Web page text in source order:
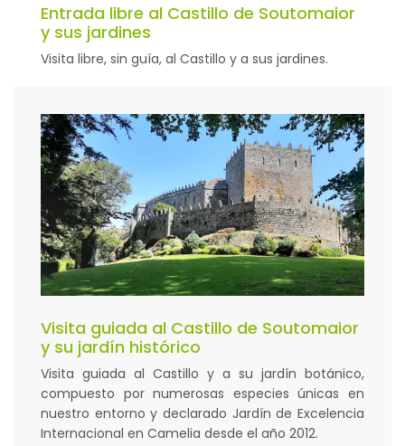
Entrada libre al Castillo de Soutomaior
y sus jardines
Visita libre, sin guía, al Castillo y a sus jardines.
Visita guiada al Castillo de Soutomaior
y su jardín histórico
Visita guiada al Castillo y a su jardín botánico,
compuesto por numerosas especies únicas en
nuestro entorno y declarado Jardín de Excelencia
Internacional en Camelia desde el año 2012.